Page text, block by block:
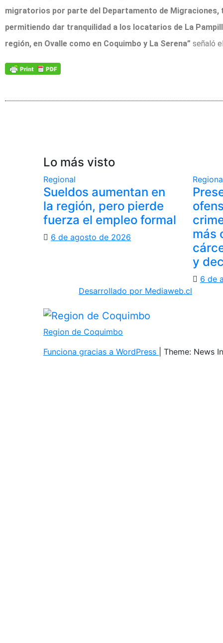
migratorios por parte del Departamento de
permitiendo dar tranquilidad a los locatarios de La
región, en Ovalle como en Coquimbo y La Serena” señaló
Lo más visto
Regional
Sueldos aumentan en
la región, pero pierde
fuerza el empleo formal
6 de agosto de 2026
más
y
6 de
Desarrollado por Mediaweb.cl
Region de Coquimbo
Funciona gracias a WordPress
Theme: News